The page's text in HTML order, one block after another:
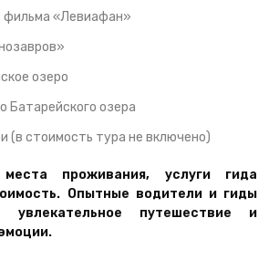
фильма «Левиафан»
озеро
Батарейского озера
(в стоимость тура не включено)
проживания, услуги гида
Опытные водители и гиды
путешествие и